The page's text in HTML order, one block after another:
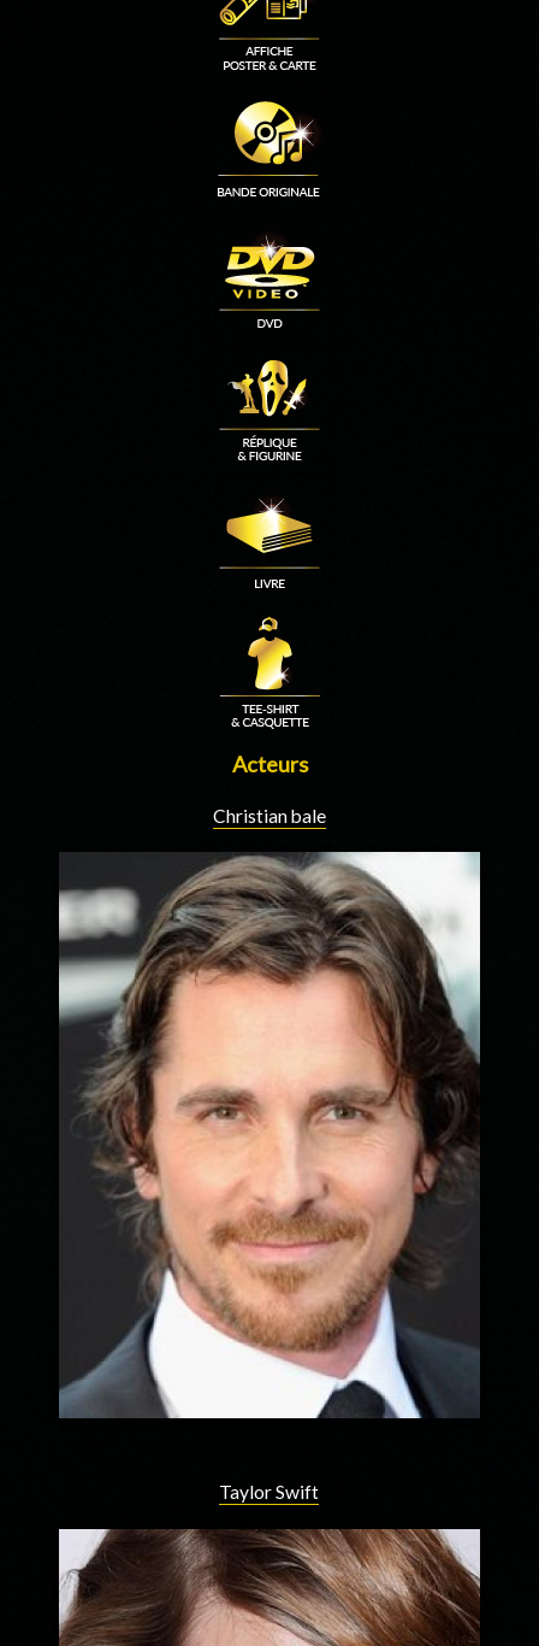
Acteurs
Christian bale
Taylor Swift